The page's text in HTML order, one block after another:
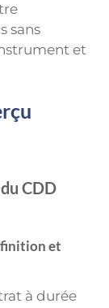
sans
et
CDD
et
à durée